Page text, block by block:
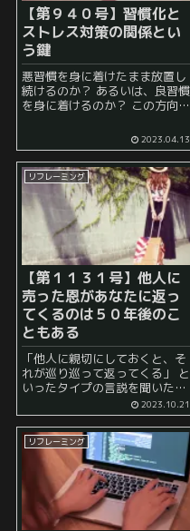
【第９４０号】習慣化と
ストレス対策の関係とい
う鍵
悪習慣を身に着けたまま放置し
続けるのか？ あるいは、良習慣
を身に着けるのか？ この方向性
いうのは決定的に変わります。
何故ならば、人生は行動の積み
重ねによって創り上げられるも
のであり、その行動...
2023.04.13
リフレーミング
【第１１３１号】他人に
売った恩があなたに返っ
てくるのは５０年後のこ
ともある
「他人に親切にしておくと、そ
れが巡り巡って返ってくる」 と
いったタイプの言説を聞いたこ
とがありませんか？ このような
話を聞いた場合の反応は十人十
色。 「その通りだ！これからは
積極的に他人に親切にしよ
う！」 と素直に...
2023.10.21
リフレーミング